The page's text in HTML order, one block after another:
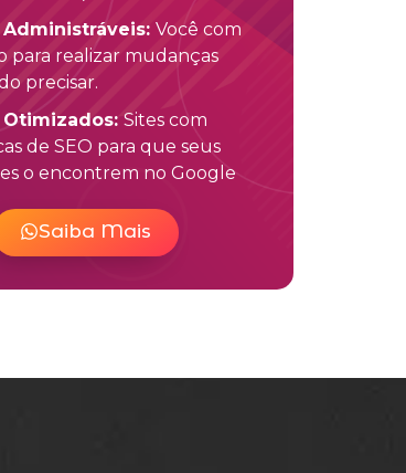
Administráveis: Você com
para realizar mudanças
precisar.
Otimizados: Sites com
de SEO para que seus
o encontrem no Google
Saiba Mais